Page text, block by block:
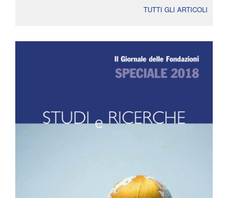
TUTTI GLI ARTICOLI